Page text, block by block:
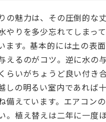
の魅力は、その圧倒的な
やりを多少忘れてしまっ
ます。基本的には土の表
えるのがコツ。逆に水の
らいがちょうど良い付き
しの明るい室内であれば
備えています。エアコン
。植え替えは二年に一度